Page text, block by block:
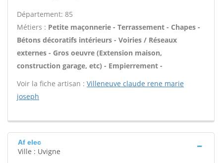
Département: 85
Métiers : Petite maçonnerie - Terrassement - Chapes -
Bétons décoratifs intérieurs - Voiries / Réseaux
externes - Gros oeuvre (Extension maison,
construction garage, etc) - Empierrement -
Voir la fiche artisan : Villeneuve claude rene marie
joseph
Af elec
Ville : Uvigne